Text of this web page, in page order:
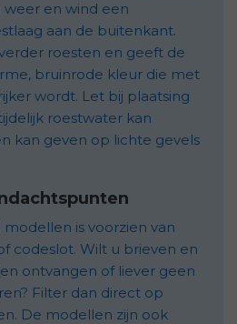
en wind een
aan de buitenkant.
roesten en geeft de
bruinrode kleur die met
wordt. Let bij plaatsing
roestwater kan
kan geven op lichte gevels
is voorzien van
codeslot. Wilt u brieven en
ontvangen of liever geen
Filter dan direct op
De modellen zijn ook